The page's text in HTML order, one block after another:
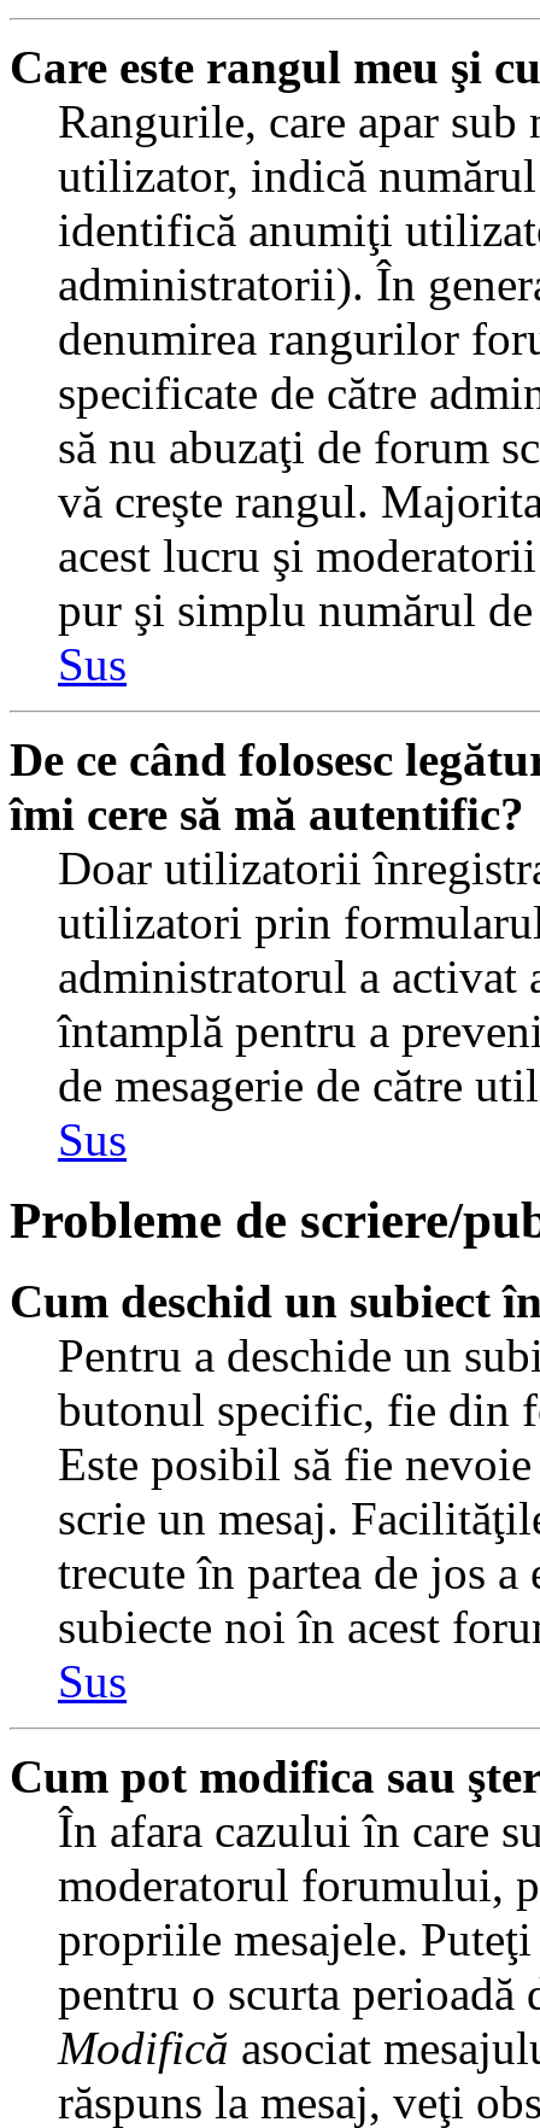
Care este rangul meu şi
Rangurile, care apar sub
utilizator, indică numărul
identifică anumiţi
administratorii). În
denumirea rangurilor
specificate de către
să nu abuzaţi de forum
vă creşte rangul.
acest lucru şi
pur şi simplu numărul de
Sus
De ce când folosesc
îmi cere să mă autentific?
Doar utilizatorii
utilizatori prin
administratorul a activat
întamplă pentru a
de mesagerie de către
Sus
Probleme de scriere/
Cum deschid un subiect
Pentru a deschide un
butonul specific, fie din
Este posibil să fie
scrie un mesaj.
trecute în partea de jos
subiecte noi în acest
Sus
Cum pot modifica sau
În afara cazului în care
moderatorul forumului,
propriile mesajele.
pentru o scurta perioadă
Modifică asociat
răspuns la mesaj, veţi